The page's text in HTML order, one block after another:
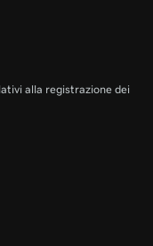
alla registrazione dei